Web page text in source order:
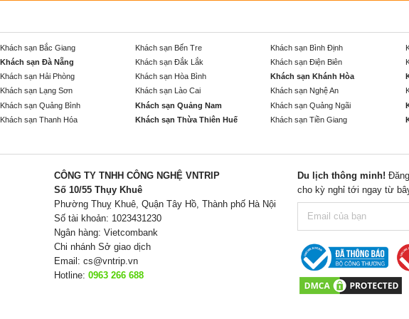
Khách sạn Bắc Giang Khách sạn Bến Tre Khách sạn Bình Định
Khách sạn Đà Nẵng Khách sạn Đắk Lắk Khách sạn Điện Biên
Khách sạn Hải Phòng Khách sạn Hòa Bình Khách sạn Khánh Hòa
Khách sạn Lạng Sơn Khách sạn Lào Cai Khách sạn Nghệ An
Khách sạn Quảng Bình Khách sạn Quảng Nam Khách sạn Quảng Ngãi
Khách sạn Thanh Hóa Khách sạn Thừa Thiên Huế Khách sạn Tiền Giang
CÔNG TY TNHH CÔNG NGHỆ VNTRIP
Số 10/55 Thụy Khuê
Phường Thuỵ Khuê, Quận Tây Hồ, Thành phố Hà Nội
Số tài khoản: 1023431230
Ngân hàng: Vietcombank
Chi nhánh Sở giao dịch
Email: cs@vntrip.vn
Hotline: 0963 266 688
Du lịch thông minh!
cho kỳ nghỉ tới ngay từ